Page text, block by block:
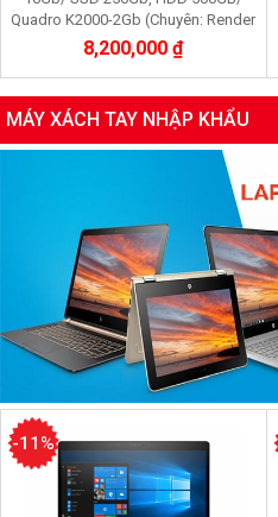
Quadro K2000-2Gb (Chuyên: Render
3d, film 2K, máy ảo vmware, cầy Pi
node, youtube)
8,200,000 ₫
MÁY XÁCH TAY NHẬP KHẨU
-11%